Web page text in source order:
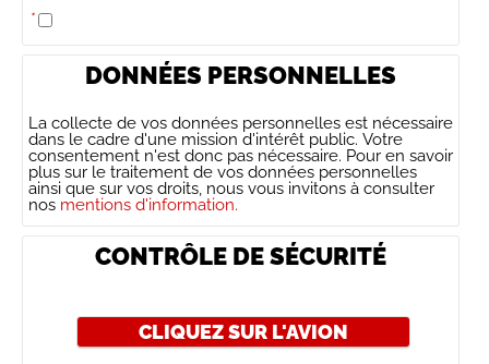
*
DONNÉES PERSONNELLES
La collecte de vos données personnelles est nécessaire
dans le cadre d'une mission d'intérêt public. Votre
consentement n'est donc pas nécessaire. Pour en savoir
plus sur le traitement de vos données personnelles
ainsi que sur vos droits, nous vous invitons à consulter
nos mentions d'information.
CONTRÔLE DE SÉCURITÉ
CLIQUEZ SUR L'AVION